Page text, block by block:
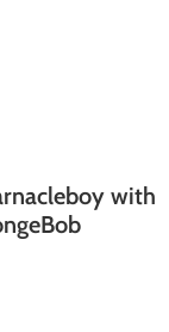
with